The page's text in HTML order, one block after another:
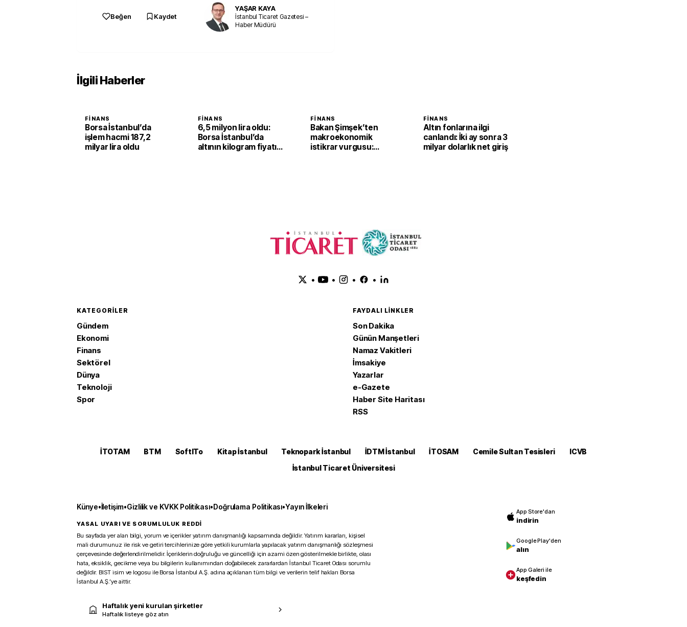
Beğen Kaydet
YAŞAR KAYA
İstanbul Ticaret Gazetesi –
Haber Müdürü
İlgili Haberler
FINANS
Borsa İstanbul’da
işlem hacmi 187,2
milyar lira oldu
FINANS
6,5 milyon lira oldu:
Borsa İstanbul’da
altının kilogram fiyatı
FINANS
Bakan Şimşek’ten
makroekonomik
istikrar vurgusu:
FINANS
Altın fonlarına ilgi
canlandı: İki ay sonra 3
milyar dolarlık net giriş
• • • •
KATEGORILER
Gündem
Ekonomi
Finans
Sektörel
Dünya
Teknoloji
Spor
FAYDALI LINKLER
Son Dakika
Günün Manşetleri
Namaz Vakitleri
İmsakiye
Yazarlar
e-Gazete
Haber Site Haritası
RSS
İTOTAM BTM SoftITo Kitap İstanbul Teknopark İstanbul İDTM İstanbul İTOSAM Cemile Sultan Tesisleri
ICVB
İstanbul Ticaret Üniversitesi
Künye•İletişim•Gizlilik ve KVKK Politikası•Doğrulama Politikası•Yayın İlkeleri
YASAL UYARI VE SORUMLULUK REDDİ
Bu sayfada yer alan bilgi, yorum ve içerikler yatırım danışmanlığı kapsamında değildir. Yatırım kararları, kişisel
mali durumunuz ile risk ve getiri tercihlerinize göre yetkili kurumlarla yapılacak yatırım danışmanlığı sözleşmesi
çerçevesinde değerlendirilmelidir. İçeriklerin doğruluğu ve güncelliği için azami özen gösterilmekle birlikte, olası
hata, eksiklik, gecikme veya bu bilgilerin kullanımından doğabilecek zararlardan İstanbul Ticaret Odası sorumlu
değildir. BIST isim ve logosu ile Borsa İstanbul A.Ş. adına açıklanan tüm bilgi ve verilerin telif hakları Borsa
İstanbul A.Ş.’ye aittir.
Haftalık yeni kurulan şirketler
Haftalık listeye göz atın
App Store'dan
indirin
Google Play'den
alın
App Galeri ile
keşfedin